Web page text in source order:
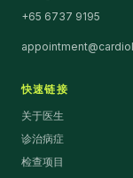
+65 6737 9195
快速链接
关于医生
诊治病症
检查项目